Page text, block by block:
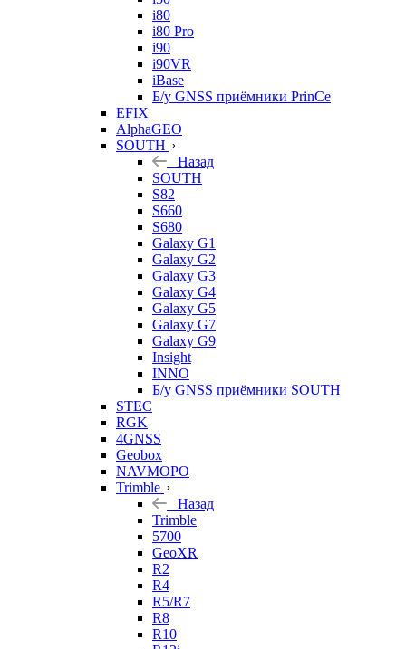
i80
i80 Pro
i90
i90VR
iBase
Б/у GNSS приёмники PrinCe
EFIX
AlphaGEO
SOUTH
Назад
SOUTH
S82
S660
S680
Galaxy G1
Galaxy G2
Galaxy G3
Galaxy G4
Galaxy G5
Galaxy G7
Galaxy G9
Insight
INNO
Б/у GNSS приёмники SOUTH
STEC
RGK
4GNSS
Geobox
NAVMOPO
Trimble
Назад
Trimble
5700
GeoXR
R2
R4
R5/R7
R8
R10